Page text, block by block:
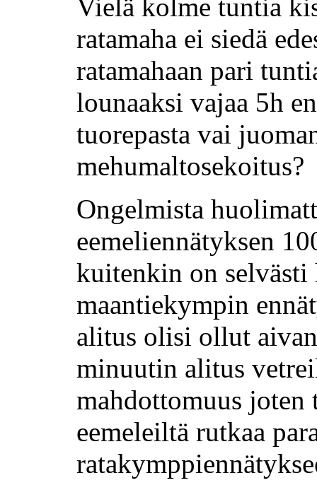
Vielä kolme tuntia
ratamaha ei siedä
ratamahaan pari
lounaaksi vajaa 5h
tuorepasta vai
mehumaltosekoitus?
Ongelmista
eemeliennätyksen
kuitenkin on
maantiekympin
alitus olisi ollut
minuutin alitus
mahdottomuus joten
eemeleiltä rutkaa